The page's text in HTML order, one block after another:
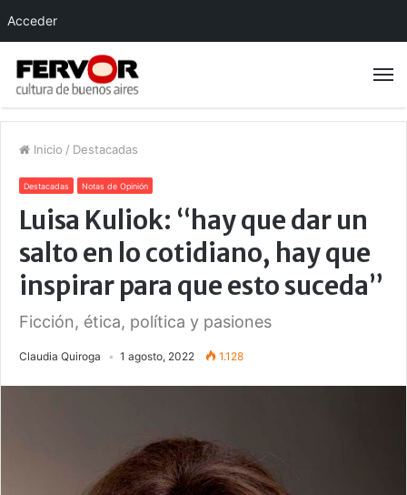
Inicio / Destacadas
Destacadas Notas de Opinión
Luisa Kuliok: “hay que dar un
salto en lo cotidiano, hay que
inspirar para que esto suceda”
Ficción, ética, política y pasiones
Claudia Quiroga 1 agosto, 2022 1.128
Acceder